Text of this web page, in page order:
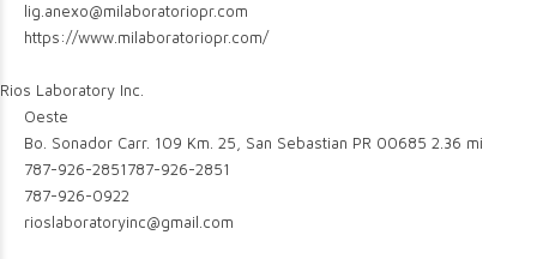
lig.anexo@milaboratoriopr.com
https://www.milaboratoriopr.com/
Rios Laboratory Inc.
Oeste
Bo. Sonador Carr. 109 Km. 25, San Sebastian PR 00685 2.36 mi
787-926-2851787-926-2851
787-926-0922
rioslaboratoryinc@gmail.com